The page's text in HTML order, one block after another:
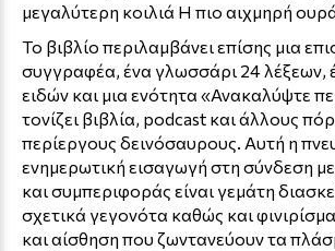
μεγαλύτερη κοιλιά Η πιο αιχμηρή
Το βιβλίο περιλαμβάνει επίσης μια
συγγραφέα, ένα γλωσσάρι 24 λέξεων,
ειδών και μια ενότητα «Ανακαλύψτε
τονίζει βιβλία, podcast και άλλους
περίεργους δεινόσαυρους. Αυτή η
ενημερωτική εισαγωγή στη σύνδεση
και συμπεριφοράς είναι γεμάτη
σχετικά γεγονότα καθώς και
και αίσθηση που ζωντανεύουν τα